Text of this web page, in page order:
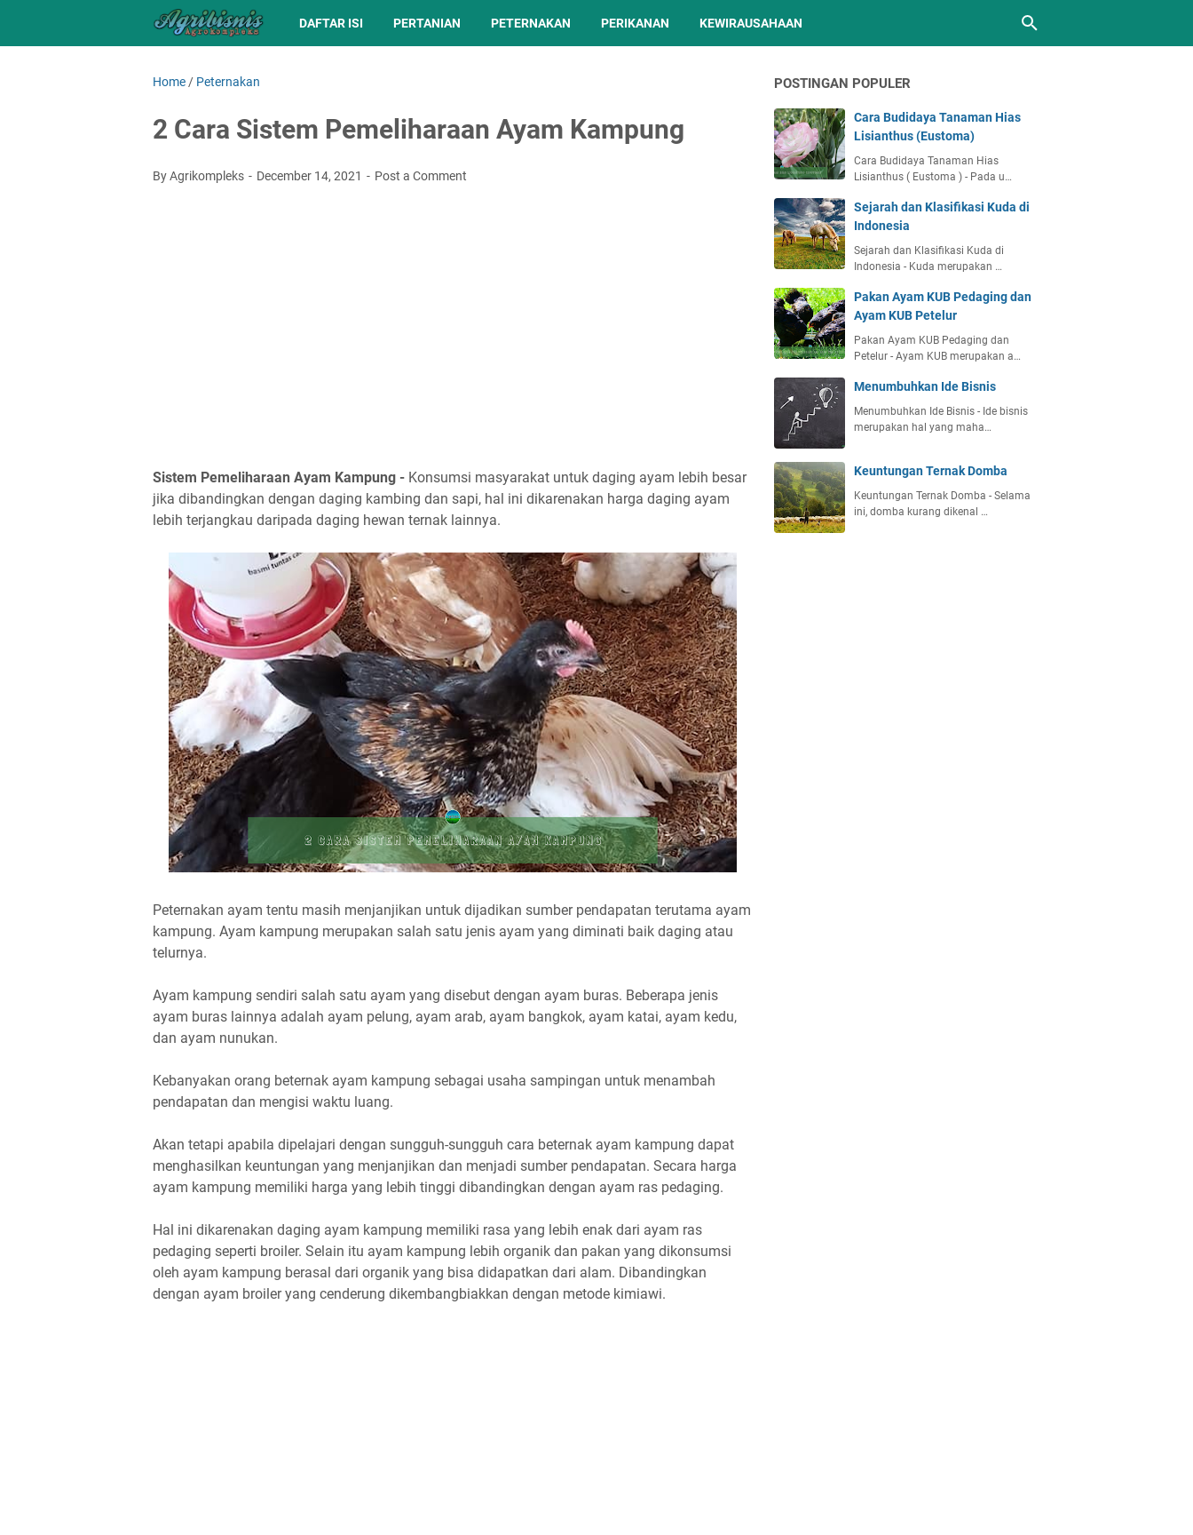
DAFTAR ISI PERTANIAN PETERNAKAN PERIKANAN KEWIRAUSAHAAN
Home / Peternakan
2 Cara Sistem Pemeliharaan Ayam Kampung
By Agrikompleks December 14, 2021 Post a Comment
Sistem Pemeliharaan Ayam Kampung - Konsumsi masyarakat untuk daging ayam lebih besar
jika dibandingkan dengan daging kambing dan sapi, hal ini dikarenakan harga daging ayam
lebih terjangkau daripada daging hewan ternak lainnya.
Peternakan ayam tentu masih menjanjikan untuk dijadikan sumber pendapatan terutama ayam
kampung. Ayam kampung merupakan salah satu jenis ayam yang diminati baik daging atau
telurnya.
Ayam kampung sendiri salah satu ayam yang disebut dengan ayam buras. Beberapa jenis
ayam buras lainnya adalah ayam pelung, ayam arab, ayam bangkok, ayam katai, ayam kedu,
dan ayam nunukan.
Kebanyakan orang beternak ayam kampung sebagai usaha sampingan untuk menambah
pendapatan dan mengisi waktu luang.
Akan tetapi apabila dipelajari dengan sungguh-sungguh cara beternak ayam kampung dapat
menghasilkan keuntungan yang menjanjikan dan menjadi sumber pendapatan. Secara harga
ayam kampung memiliki harga yang lebih tinggi dibandingkan dengan ayam ras pedaging.
Hal ini dikarenakan daging ayam kampung memiliki rasa yang lebih enak dari ayam ras
pedaging seperti broiler. Selain itu ayam kampung lebih organik dan pakan yang dikonsumsi
oleh ayam kampung berasal dari organik yang bisa didapatkan dari alam. Dibandingkan
dengan ayam broiler yang cenderung dikembangbiakkan dengan metode kimiawi.
POSTINGAN POPULER
Cara Budidaya Tanaman Hias
Lisianthus (Eustoma)
Cara Budidaya Tanaman Hias
Lisianthus ( Eustoma ) - Pada u…
Sejarah dan Klasifikasi Kuda di
Indonesia
Sejarah dan Klasifikasi Kuda di
Indonesia - Kuda merupakan …
Pakan Ayam KUB Pedaging dan
Ayam KUB Petelur
Pakan Ayam KUB Pedaging dan
Petelur - Ayam KUB merupakan a…
Menumbuhkan Ide Bisnis
Menumbuhkan Ide Bisnis - Ide bisnis
merupakan hal yang maha…
Keuntungan Ternak Domba
Keuntungan Ternak Domba - Selama
ini, domba kurang dikenal …